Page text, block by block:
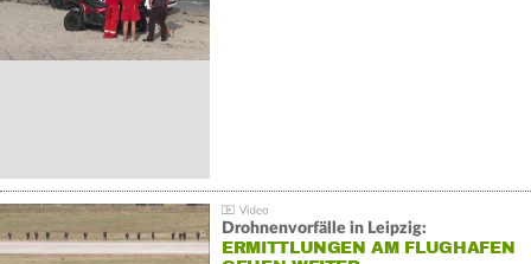
Drohnenvorfälle in Leipzig:
ERMITTLUNGEN AM FLUGHAFEN